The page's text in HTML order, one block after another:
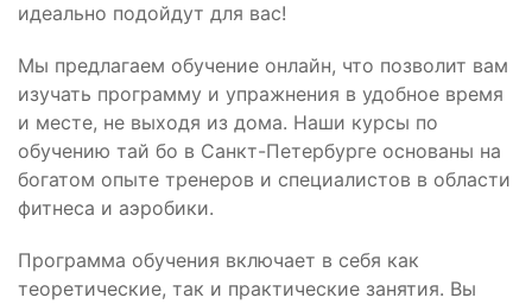
идеально подойдут для вас!
Мы предлагаем обучение онлайн, что позволит вам
изучать программу и упражнения в удобное время
и месте, не выходя из дома. Наши курсы по
обучению тай бо в Санкт-Петербурге основаны на
богатом опыте тренеров и специалистов в области
фитнеса и аэробики.
Программа обучения включает в себя как
теоретические, так и практические занятия. Вы